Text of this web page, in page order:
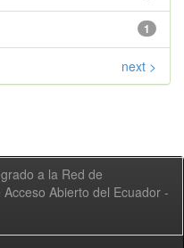
1
next >
a la Red de
Abierto del Ecuador -